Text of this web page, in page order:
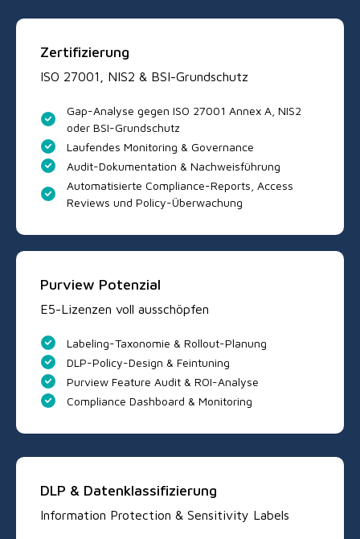
Zertifizierung
ISO 27001, NIS2 & BSI-Grundschutz
Gap-Analyse gegen ISO 27001 Annex A, NIS2
oder BSI-Grundschutz
Laufendes Monitoring & Governance
Audit-Dokumentation & Nachweisführung
Automatisierte Compliance-Reports, Access
Reviews und Policy-Überwachung
Purview Potenzial
E5-Lizenzen voll ausschöpfen
Labeling-Taxonomie & Rollout-Planung
DLP-Policy-Design & Feintuning
Purview Feature Audit & ROI-Analyse
Compliance Dashboard & Monitoring
DLP & Datenklassifizierung
Information Protection & Sensitivity Labels